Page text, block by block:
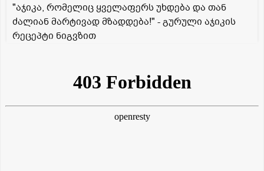
"აჯიკა, რომელიც ყველაფერს უხდება და თან
ძალიან მარტივად მზადდება!" - გურული აჯიკის
რეცეპტი ნიგვზით